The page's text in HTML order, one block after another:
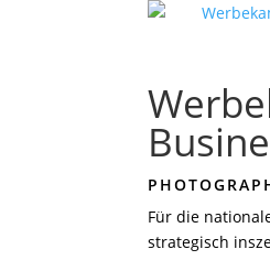
Für die
strategisch